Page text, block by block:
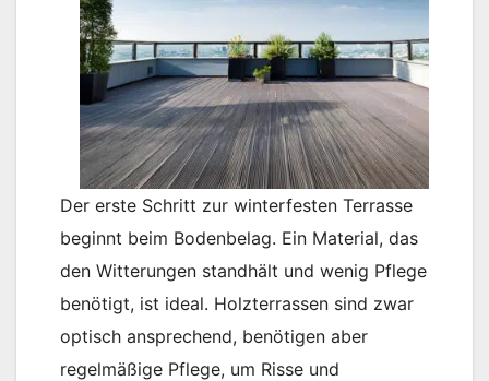
Der erste Schritt zur winterfesten Terrasse
beginnt beim Bodenbelag. Ein Material, das
den Witterungen standhält und wenig Pflege
benötigt, ist ideal. Holzterrassen sind zwar
optisch ansprechend, benötigen aber
regelmäßige Pflege, um Risse und